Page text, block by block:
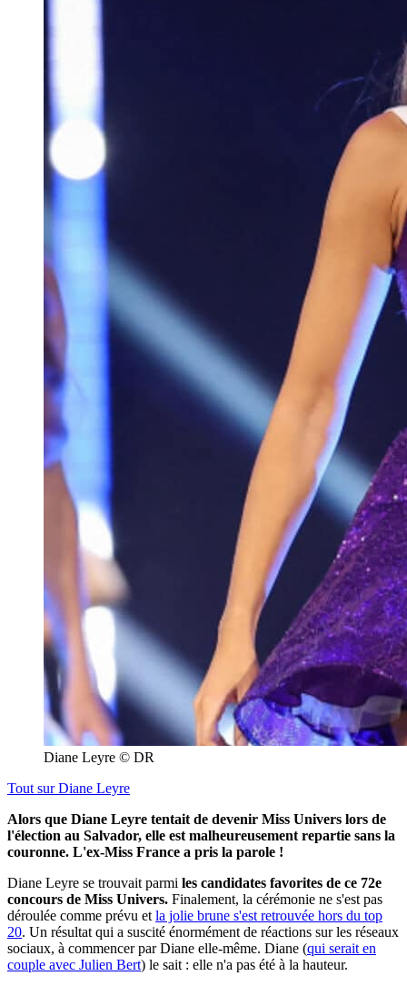
Diane Leyre © DR
Tout surDiane Leyre
Alors que Diane Leyre tentait de devenir Miss Univers lors de
l'élection au Salvador, elle est malheureusement repartie sans la
couronne. L'ex-Miss France a pris la parole !
Diane Leyre se trouvait parmi les candidates favorites de ce 72e
concours de Miss Univers. Finalement, la cérémonie ne s'est pas
déroulée comme prévu et la jolie brune s'est retrouvée hors du top
20. Un résultat qui a suscité énormément de réactions sur les réseaux
sociaux, à commencer par Diane elle-même. Diane (qui serait en
couple avec Julien Bert) le sait : elle n'a pas été à la hauteur.